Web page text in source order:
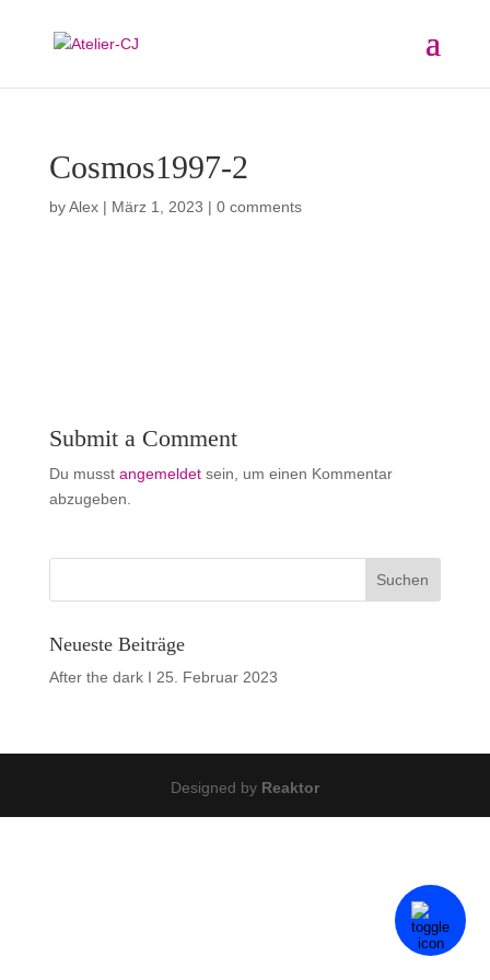
Cosmos1997-2
byAlex| März 1, 2023 | 0 comments
Submit a Comment
Du musst angemeldetsein, um einen Kommentar
abzugeben.
Neueste Beiträge
After the dark I 25. Februar 2023
Designed by Reaktor